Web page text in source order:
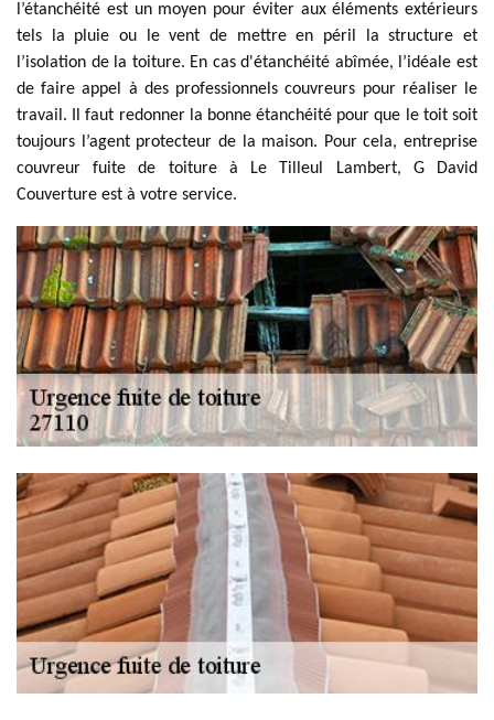
l’étanchéité est un moyen pour éviter aux éléments extérieurs
tels la pluie ou le vent de mettre en péril la structure et
l’isolation de la toiture. En cas d'étanchéité abîmée, l’idéale est
de faire appel à des professionnels couvreurs pour réaliser le
travail. Il faut redonner la bonne étanchéité pour que le toit soit
toujours l’agent protecteur de la maison. Pour cela, entreprise
couvreur fuite de toiture à Le Tilleul Lambert, G David
Couverture est à votre service.